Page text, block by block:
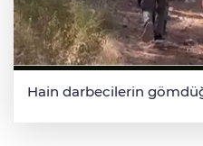
Hain darbecilerin